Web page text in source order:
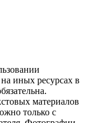
иных ресурсах в
материалов
только с